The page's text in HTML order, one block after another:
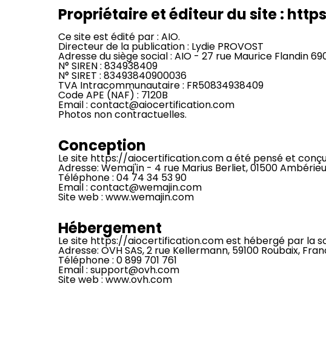
Propriétaire et éditeur du site :
Ce site est édité par : AIO.
Directeur de la publication : Lydie PROVOST
Adresse du siège social : AIO - 27 rue Maurice Flandin
N° SIREN : 834938409
N° SIRET : 83493840900036
TVA Intracommunautaire : FR50834938409
Code APE (NAF) : 7120B
Email : contact@aiocertification.com
Photos non contractuelles.
Conception
Le site https://aiocertification.com a été pensé et
Adresse: Wemaj'in - 4 rue Marius Berliet, 01500
Téléphone : 04 74 34 53 90
Email : contact@wemajin.com
Site web : www.wemajin.com
Hébergement
Le site https://aiocertification.com est hébergé par la
Adresse: OVH SAS, 2 rue Kellermann, 59100 Roubaix,
Téléphone : 0 899 701 761
Email : support@ovh.com
Site web : www.ovh.com